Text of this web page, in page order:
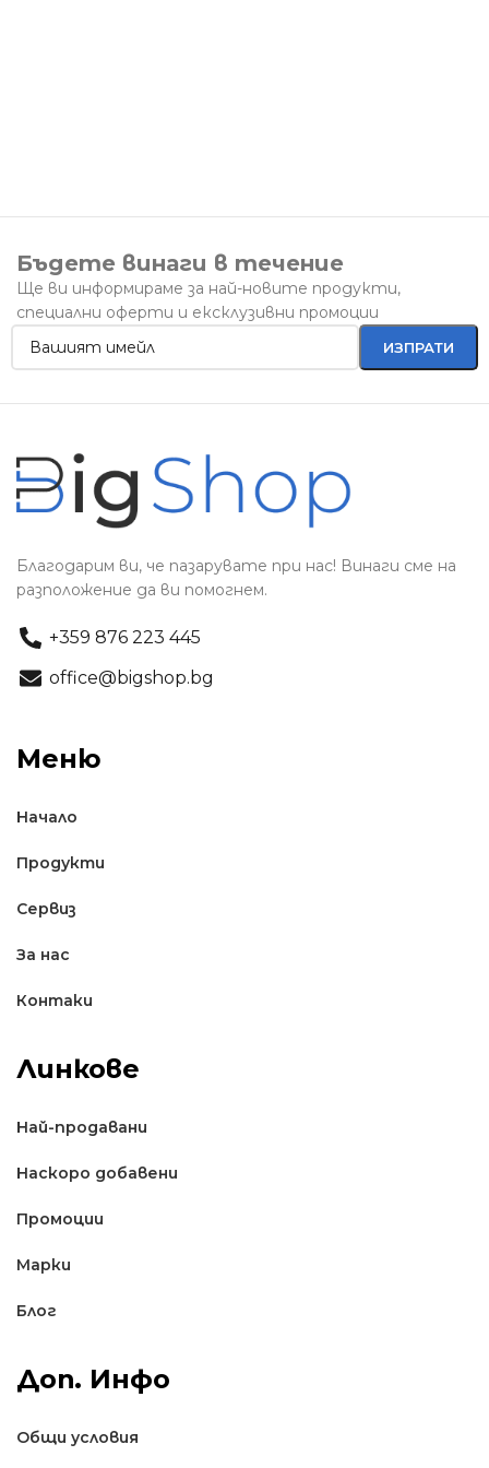
Бъдете винаги в течение
Ще ви информираме за най-новите продукти,
специални оферти и ексклузивни промоции
Благодарим ви, че пазарувате при нас! Винаги сме на
разположение да ви помогнем.
+359 876 223 445
office@bigshop.bg
Меню
Начало
Продукти
Сервиз
За нас
Контаки
Линкове
Най-продавани
Наскоро добавени
Промоции
Марки
Блог
Доп. Инфо
Общи условия